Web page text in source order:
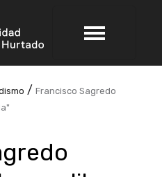
/Francisco Sagredo